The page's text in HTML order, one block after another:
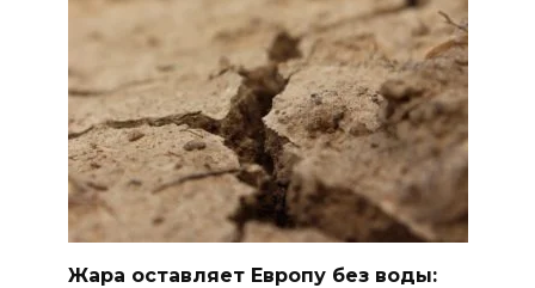
Жара оставляет Европу без воды: